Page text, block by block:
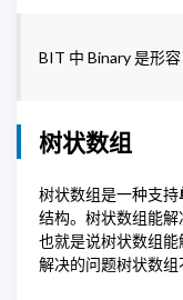
BIT 中 Binary 是形
树状数组
树状数组是一种支持
结构。树状数组能解
也就是说树状数组
解决的问题树状数组